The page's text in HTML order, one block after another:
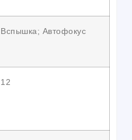
Вспышка; Автофокус
12